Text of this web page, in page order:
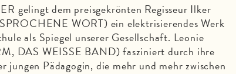
gelingt dem preisgekrönten Regisseur Ilker
WORT) ein elektrisierendes Werk
als Spiegel unserer Gesellschaft. Leonie
DAS WEISSE BAND) fasziniert durch ihre
jungen Pädagogin, die mehr und mehr zwischen